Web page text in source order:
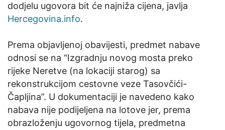
dodjelu ugovora bit će najniža cijena, javlja
Hercegovina.info.
Prema objavljenoj obavijesti, predmet nabave
odnosi se na “Izgradnju novog mosta preko
rijeke Neretve (na lokaciji starog) sa
rekonstrukcijom cestovne veze Tasovčići-
Čapljina”. U dokumentaciji je navedeno kako
nabava nije podijeljena na lotove jer, prema
obrazloženju ugovornog tijela, predmetna